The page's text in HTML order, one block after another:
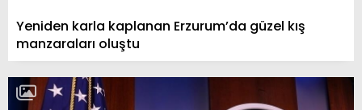
Yeniden karla kaplanan Erzurum’da güzel kış
manzaraları oluştu